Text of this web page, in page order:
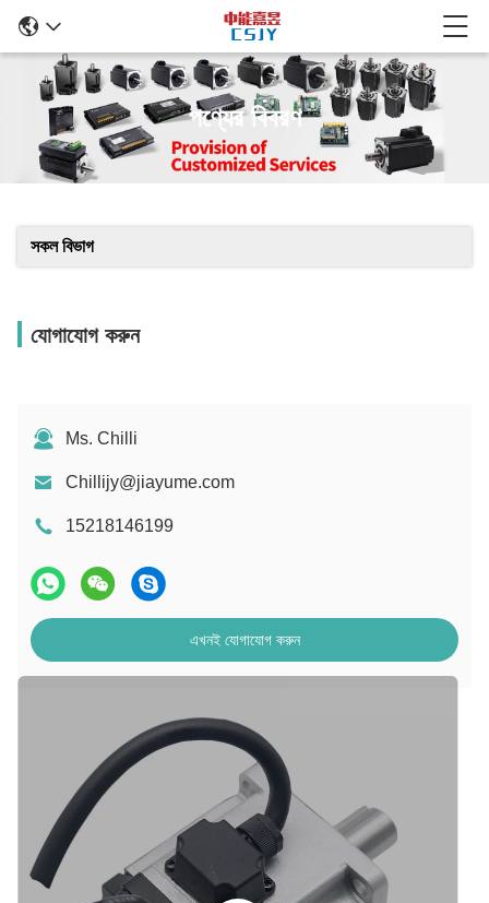
পণ্যের বিবরণ
সকল বিভাগ
যোগাযোগ করুন
Ms. Chilli
Chillijy@jiayume.com
15218146199
এখনই যোগাযোগ করুন